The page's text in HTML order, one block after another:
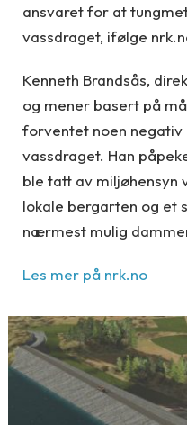
ansvaret for at
vassdraget, ifølge
Kenneth Brandsås,
og mener basert på
forventet noen negativ
vassdraget. Han
ble tatt av miljøhensyn
lokale bergarten og et
nærmest mulig
Les mer på nrk.no